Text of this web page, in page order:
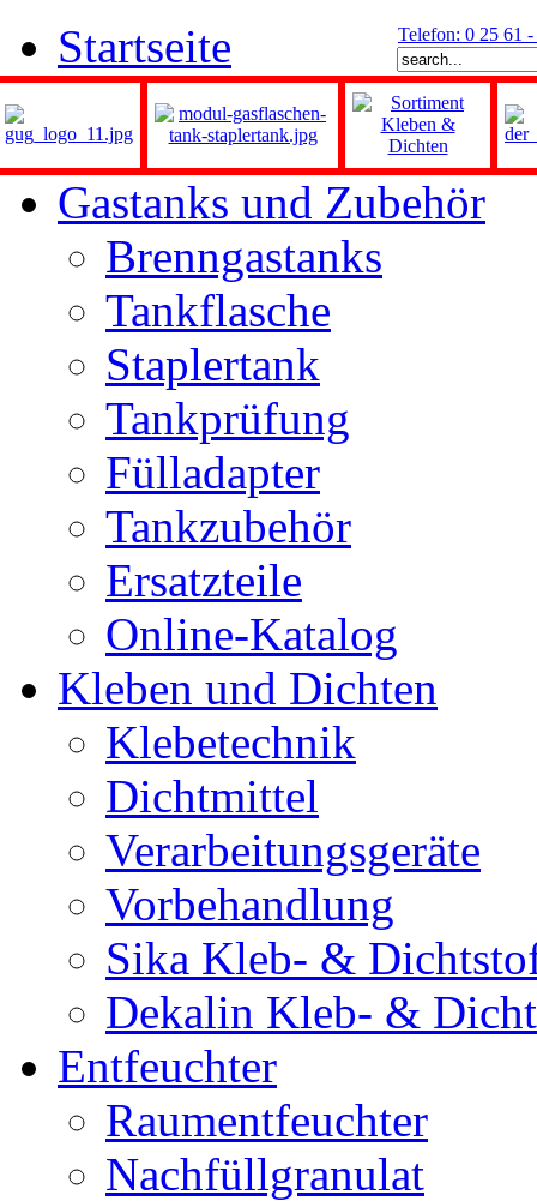
Telefon: 0 25 61
Startseite
Gastanks und Zubehör
Brenngastanks
Tankflasche
Staplertank
Tankprüfung
Fülladapter
Tankzubehör
Ersatzteile
Online-Katalog
Kleben und Dichten
Klebetechnik
Dichtmittel
Verarbeitungsgeräte
Vorbehandlung
Sika Kleb- &
Dekalin Kleb- &
Entfeuchter
Raumentfeuchter
Nachfüllgranulat